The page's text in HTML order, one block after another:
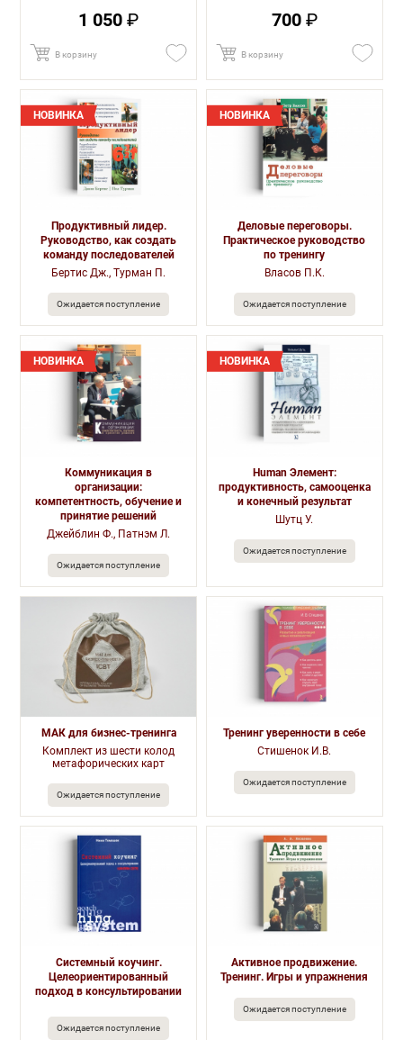
1 050 ₽
В корзину
700₽
В корзину
НОВИНКА
Продуктивный лидер.
Руководство, как создать
команду последователей
Бертис Дж., Турман П.
Ожидается поступление
НОВИНКА
Деловые переговоры.
Практическое руководство
по тренингу
Власов П.К.
Ожидается поступление
НОВИНКА
Коммуникация в
организации:
компетентность, обучение и
принятие решений
Джейблин Ф., Патнэм Л.
Ожидается поступление
НОВИНКА
Human Элемент:
продуктивность, самооценка
и конечный результат
Шутц У.
Ожидается поступление
МАК для бизнес-тренинга
Комплект из шести колод
метафорических карт
Ожидается поступление
Тренинг уверенности в себе
Стишенок И.В.
Ожидается поступление
Системный коучинг.
Целеориентированный
подход в консультировании
Ожидается поступление
Активное продвижение.
Тренинг. Игры и упражнения
Ожидается поступление